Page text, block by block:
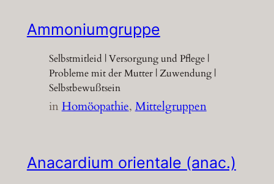
Ammoniumgruppe
Selbstmitleid | Versorgung und Pflege |
Probleme mit der Mutter | Zuwendung |
Selbstbewußtsein
inHomöopathie, Mittelgruppen
Anacardium orientale (anac.)